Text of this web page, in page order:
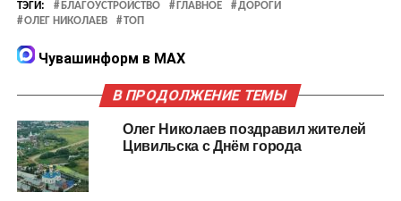
ТЭГИ: БЛАГОУСТРОЙСТВО ГЛАВНОЕ
ДОРОГИ
ОЛЕГ НИКОЛАЕВ
ТОП
Чувашинформ в MAX
В ПРОДОЛЖЕНИЕ ТЕМЫ
Олег Николаев поздравил жителей
Цивильска с Днём города